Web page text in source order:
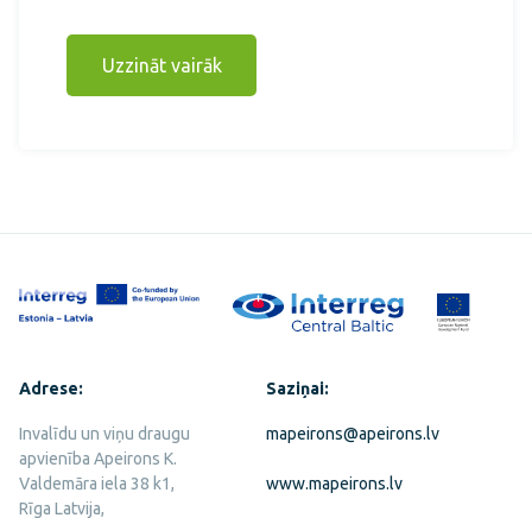
Uzzināt vairāk
Adrese:
Invalīdu un viņu draugu
apvienība Apeirons K.
Valdemāra iela 38 k1,
Rīga Latvija,
Saziņai:
mapeirons@apeirons.lv
www.mapeirons.lv